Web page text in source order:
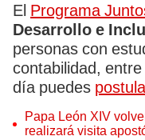
El Programa
Desarrollo e
personas con
contabilidad,
día puedes
Papa León XIV
realizará visita